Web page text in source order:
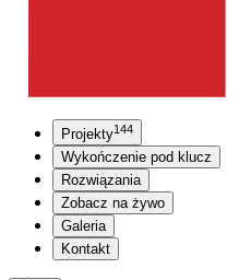
Projekty144
Wykończenie pod klucz
Rozwiązania
Zobacz na żywo
Galeria
Kontakt